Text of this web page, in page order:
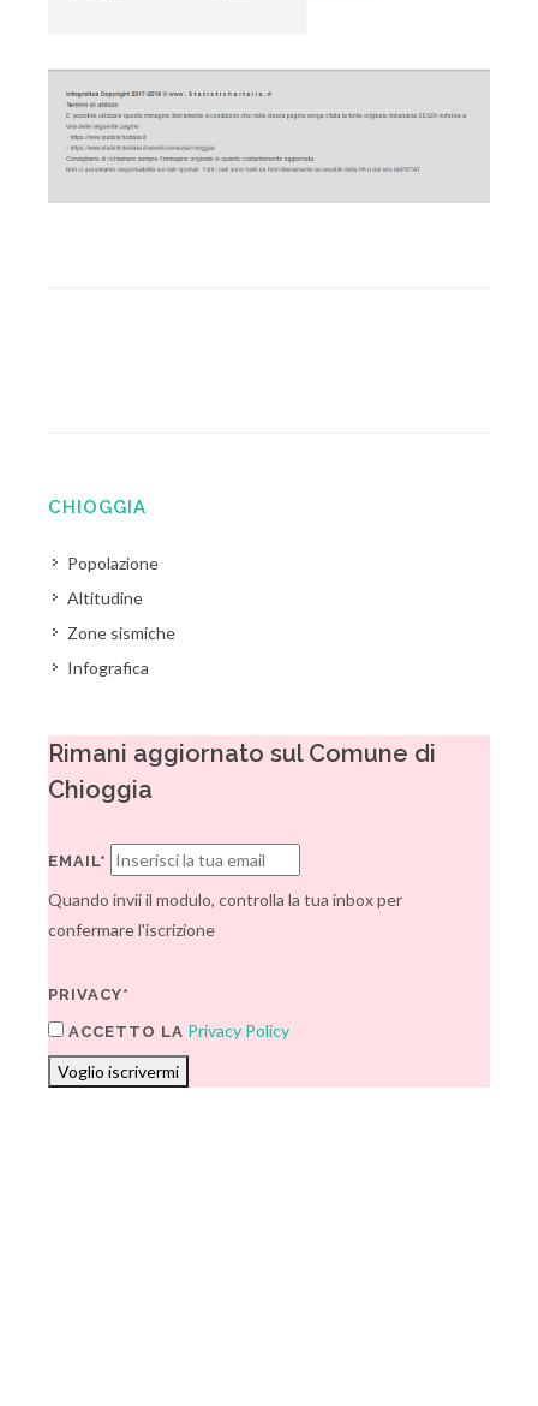
CHIOGGIA
Popolazione
Altitudine
Zone sismiche
Infografica
Rimani aggiornato sul Comune di
Chioggia
EMAIL*
Quando invii il modulo, controlla la tua inbox per
confermare l'iscrizione
PRIVACY*
ACCETTO LA Privacy Policy
Voglio iscrivermi